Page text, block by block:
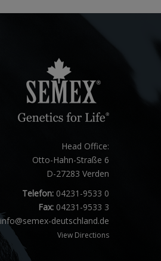
Head Office:
Otto-Hahn-Straße 6
D-27283 Verden
Telefon:04231-9533 0
Fax:04231-9533 3
info@semex-deutschland.de
View Directions